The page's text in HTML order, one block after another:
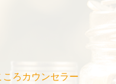
ころカウンセラー